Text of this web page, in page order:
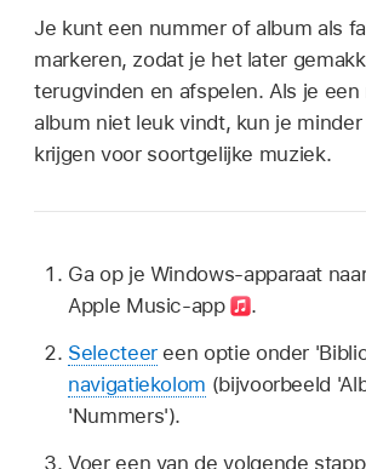
Je kunt een nummer of album als
markeren, zodat je het later
terugvinden en afspelen. Als je
album niet leuk vindt, kun je
krijgen voor soortgelijke muziek.
Ga op je Windows-apparaat
Apple Music-app
.
Selecteereen optie onder
navigatiekolom (bijvoorbeeld
'Nummers').
Voer een van de volgende